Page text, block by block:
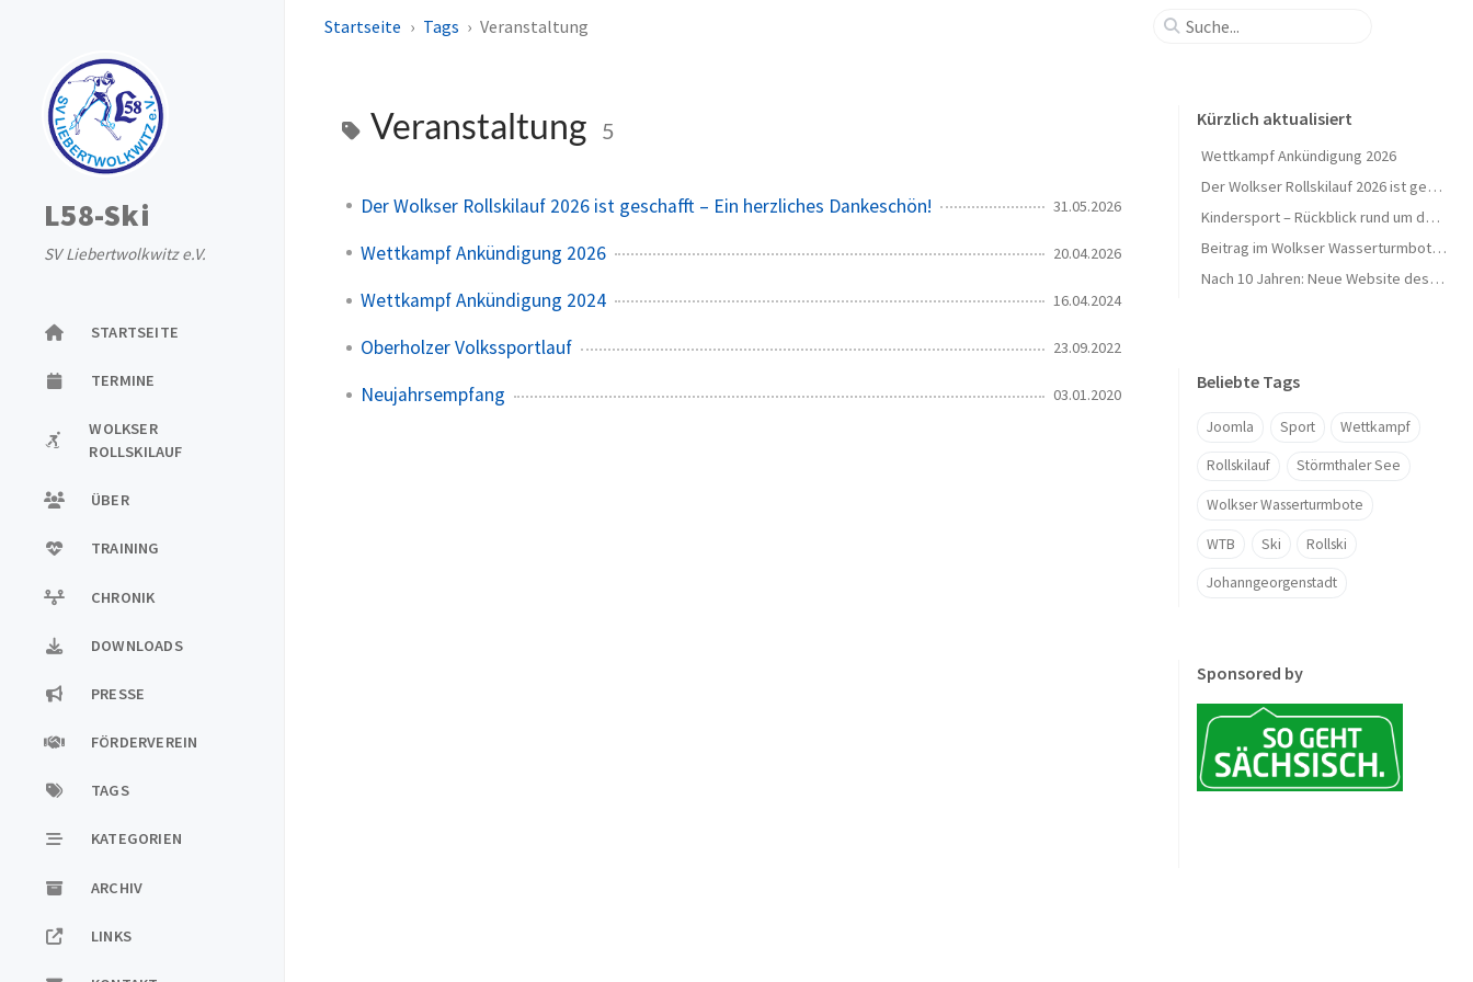
L58-Ski
SV Liebertwolkwitz e.V.
STARTSEITE
TERMINE
WOLKSER
ROLLSKILAUF
ÜBER
TRAINING
CHRONIK
DOWNLOADS
PRESSE
FÖRDERVEREIN
TAGS
KATEGORIEN
ARCHIV
LINKS
Startseite Tags Veranstaltung
Veranstaltung 5
Der Wolkser Rollskilauf 2026 ist geschafft – Ein herzliches Dankeschön! 31.05.2026
Wettkampf Ankündigung 2026 20.04.2026
Wettkampf Ankündigung 2024 16.04.2024
Oberholzer Volkssportlauf 23.09.2022
Neujahrsempfang 03.01.2020
Kürzlich aktualisiert
Wettkampf Ankündigung 2026
Der Wolkser Rollskilauf 2026 ist geschafft – Ein herzliches Dankeschön!
Kindersport – Rückblick rund um den Herbst 🍁
Beitrag im Wolkser Wasserturmbote (Ausgabe 2025/09)
Nach 10 Jahren: Neue Website des L58-Ski geht online 🎉
Beliebte Tags
Joomla Sport Wettkampf
Rollskilauf Störmthaler See
Wolkser Wasserturmbote
WTB Ski Rollski
Johanngeorgenstadt
Sponsored by